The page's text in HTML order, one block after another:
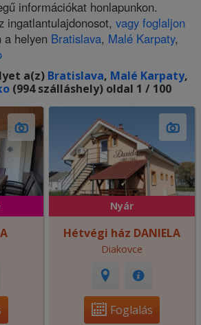
információkat honlapunkon.
ingatlantulajdonosot, vagy foglaljon
a helyen Bratislava, Malé Karpaty,
a(z) Bratislava, Malé Karpaty,
(994 szálláshely) oldal 1 / 100
Nyár
Hétvégi ház DANIELA
Diakovce
Foglalás